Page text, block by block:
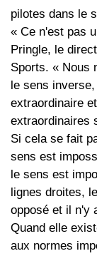
pilotes dans le
« Ce n'est pas
Pringle, le
Sports. « Nous
le sens
extraordinaire
extraordinaires
Si cela se fait
sens est
le sens est
lignes droites,
opposé et il n'y
Quand elle
aux normes